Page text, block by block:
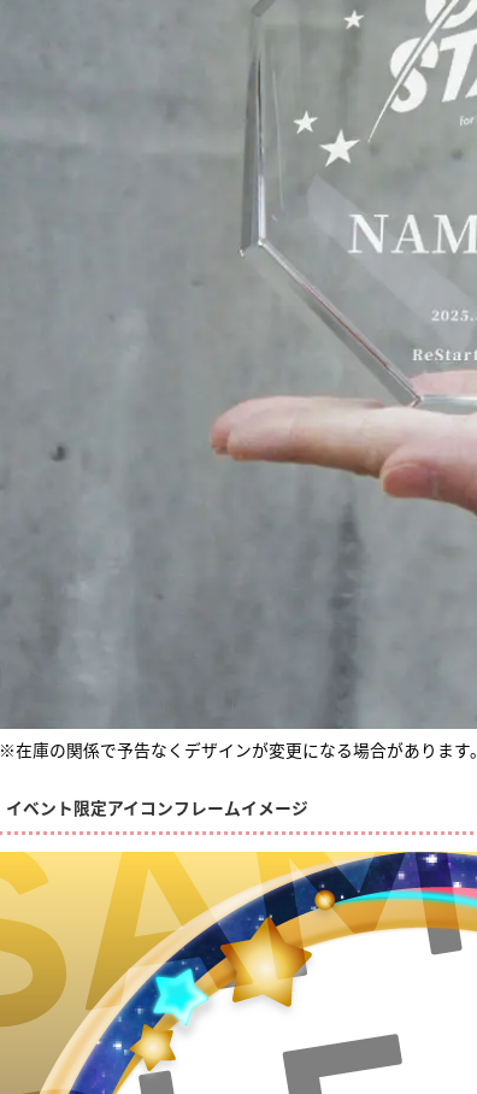
※在庫の関係で予告なくデザインが変更になる場合があります。
イベント限定アイコンフレームイメージ